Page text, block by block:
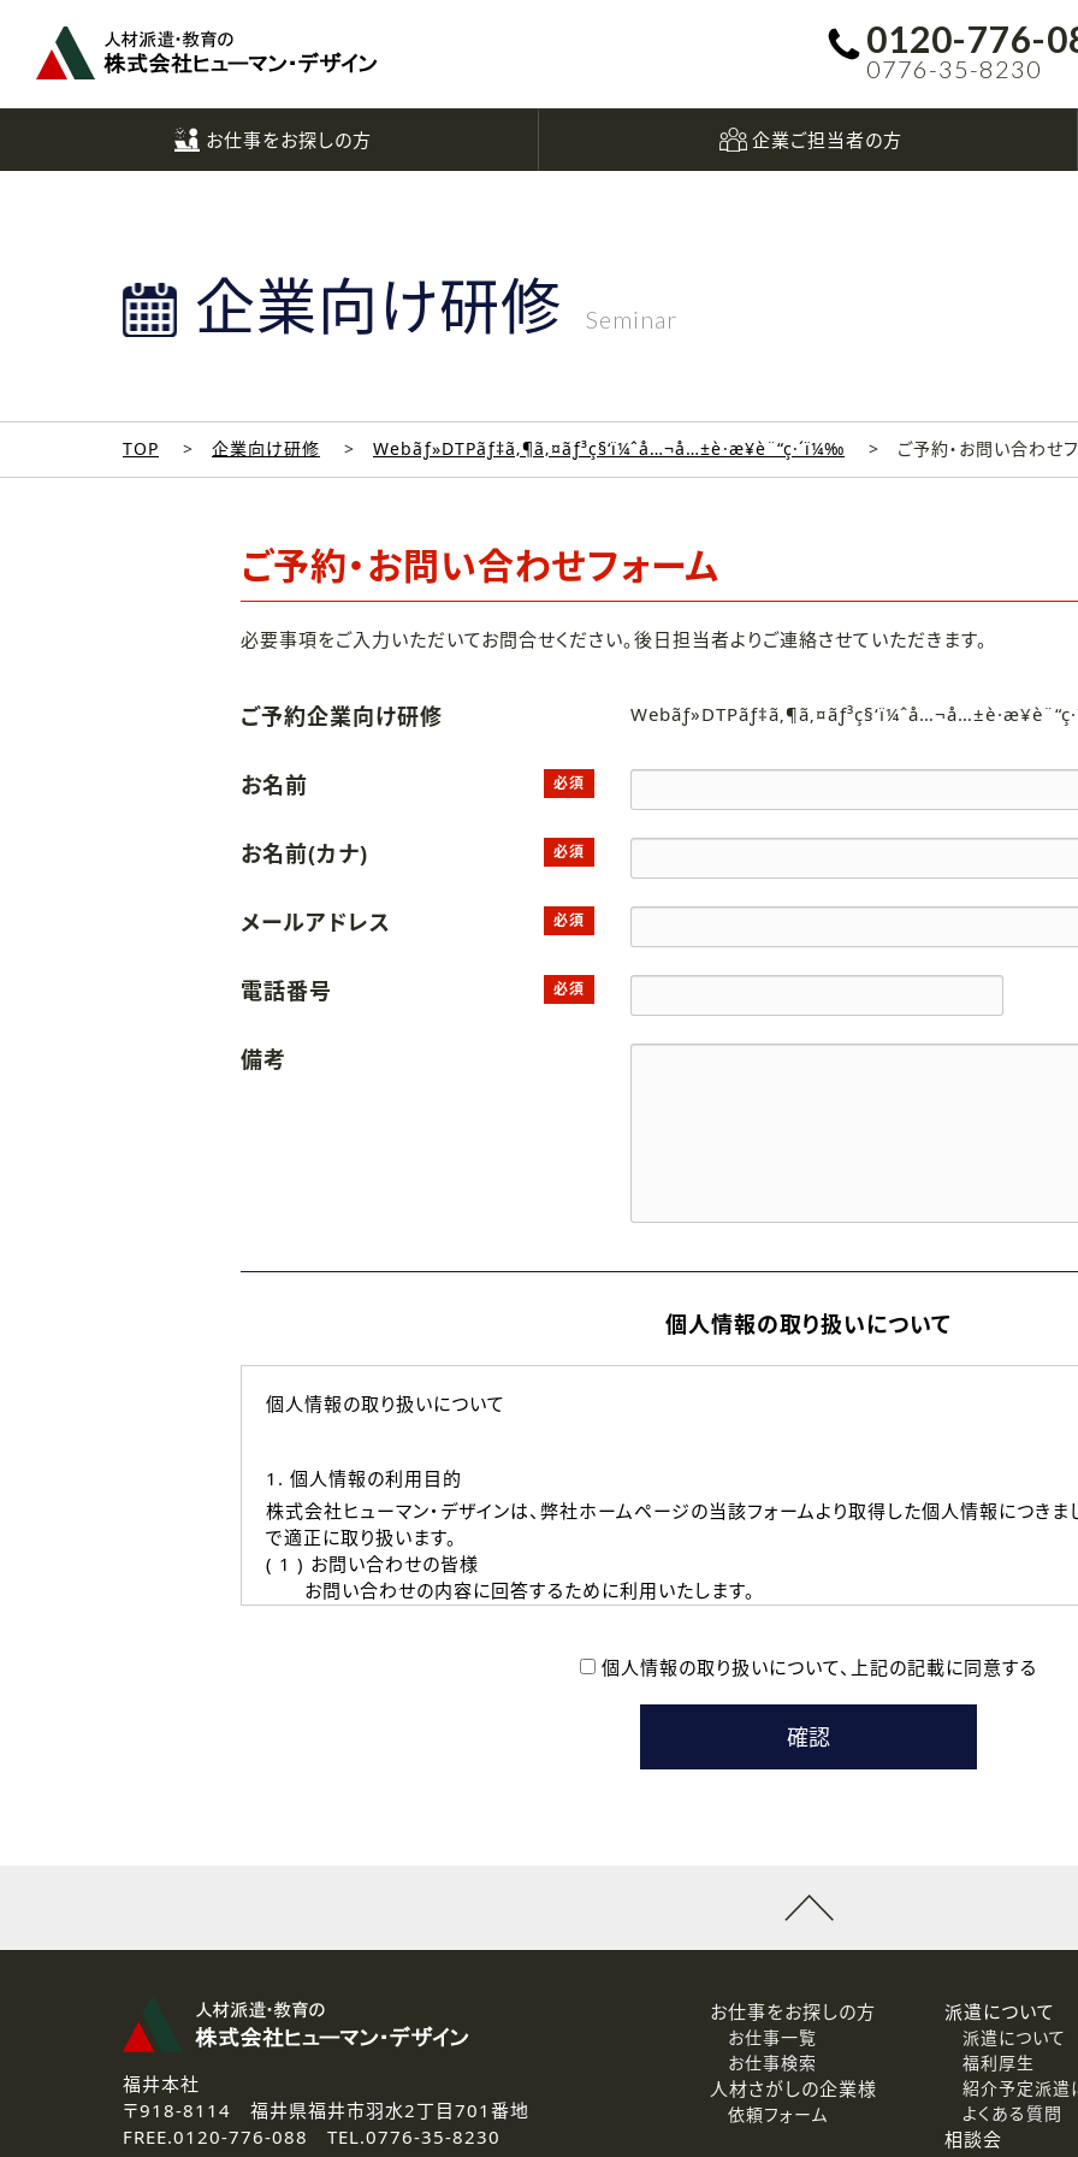
0120-776-
0776-35-8230
お仕事をお探しの方 企業ご担当者の方
企業向け研修 Seminar
TOP 企業向け研修 Webãƒ»DTPãƒ‡ã‚¶ã‚¤ãƒ³ç§‘ï¼ˆå…¬å…±è·æ¥­è¨“ç·´ï¼‰ ご予約・お問い合わせ
ご予約・お問い合わせフォーム
必要事項をご入力いただいてお問合せください。後日担当者よりご連絡させていただきます。
ご予約企業向け研修
お名前 必須
お名前(カナ) 必須
メールアドレス 必須
電話番号 必須
備考
個人情報の取り扱いについて
個人情報の取り扱いについて
1. 個人情報の利用目的
株式会社ヒューマン・デザインは、弊社ホームページの当該フォームより取得した個人情報につき
で適正に取り扱います。
( 1 ) お問い合わせの皆様
お問い合わせの内容に回答するために利用いたします。
本登録に関するご連絡および本登録時の参考情報として利用いたします。
なお、ご連絡手段は、電話・Ｅメールのいずれかの方法といたします。
3.個人情報の取り扱いの委託
弊社の定める個人情報保護の評価基準を満たした委託先に、個人情報を委託する場合があります。
4.個人情報の開示等について
ご提供いただいた個人情報の開示等（利用目的の通知、開示、訂正、追加または削除、利用の停止、
個人情報の取り扱いについて、 上記の記載に同意する
へ
福井本社
〒918-8114 福井県福井市羽水2丁目701番地
FREE.0120-776-088 TEL.0776-35-8230
お仕事をお探しの方
お仕事一覧
お仕事検索
人材さがしの企業様
依頼フォーム
派遣について
派遣について
福利厚生
紹介予定派遣
よくある質問
相談会